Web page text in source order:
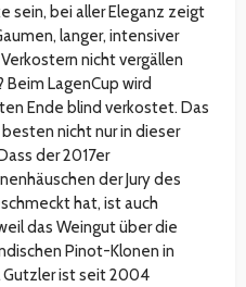
sein, bei aller Eleganz zeigt
langer, intensiver
nicht vergällen
Beim LagenCup wird
Ende blind verkostet. Das
nicht nur in dieser
der 2017er
der Jury des
hat, ist auch
das Weingut über die
Pinot-Klonen in
ist seit 2004